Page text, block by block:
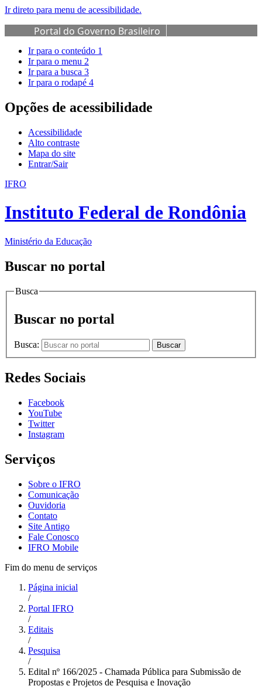
Ir direto para menu de acessibilidade.
Portal do Governo Brasileiro
Ir para o conteúdo 1
Ir para o menu 2
Ir para a busca 3
Ir para o rodapé 4
Opções de acessibilidade
Acessibilidade
Alto contraste
Mapa do site
Entrar/Sair
IFRO
Instituto Federal de Rondônia
Ministério da Educação
Buscar no portal
Busca
Buscar no portal
Busca: Buscar
Redes Sociais
Facebook
YouTube
Twitter
Instagram
Serviços
Sobre o IFRO
Comunicação
Ouvidoria
Contato
Site Antigo
Fale Conosco
IFRO Mobile
Fim do menu de serviços
Página inicial
/
Portal IFRO
/
Editais
/
Pesquisa
/
Edital nº 166/2025 - Chamada Pública para Submissão de
Propostas e Projetos de Pesquisa e Inovação